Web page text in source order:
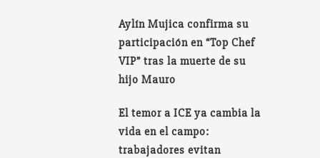
Aylín Mujica confirma su
participación en “Top Chef
VIP” tras la muerte de su
hijo Mauro
El temor a ICE ya cambia la
vida en el campo:
trabajadores evitan